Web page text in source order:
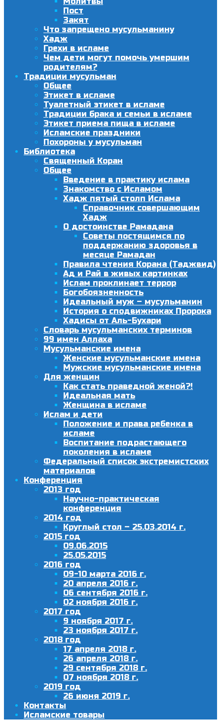
Пост
Закят
Что запрещено мусульманину
Хадж
Грехи в исламе
Чем дети могут помочь умершим
родителям?
Традиции мусульман
Общее
Этикет в исламе
Туалетный этикет в исламе
Традиции брака и семьи в исламе
Этикет приема пища в исламе
Исламские праздники
Похороны у мусульман
Библиотека
Священный Коран
Общее
Введение в практику ислама
Знакомство с Исламом
Хадж пятый столп Ислама
Справочник совершающим
Хадж
О достоинстве Рамадана
Советы постящимся по
поддержанию здоровья в
месяце Рамадан
Правила чтения Корана (Таджвид)
Ад и Рай в живых картинках
Ислам проклинает террор
Богобоязненность
Идеальный муж – мусульманин
История о сподвижниках Пророка
Хадисы от Аль-Бухари
Словарь мусульманских терминов
99 имен Аллаха
Мусульманские имена
Женские мусульманские имена
Мужские мусульманские имена
Для женщин
Как стать праведной женой?!
Идеальная мать
Женщина в исламе
Ислам и дети
Положение и права ребенка в
исламе
Воспитание подрастающего
поколения в исламе
Федеральный список экстремистских
материалов
Конференция
2013 год
Научно-практическая
конференция
2014 год
Круглый стол – 25.03.2014 г.
2015 год
09.06.2015
25.05.2015
2016 год
09-10 марта 2016 г.
20 апреля 2016 г.
06 сентября 2016 г.
02 ноября 2016 г.
2017 год
9 ноября 2017 г.
23 ноября 2017 г.
2018 год
17 апреля 2018 г.
26 апреля 2018 г.
29 сентября 2018 г.
07 ноября 2018 г.
2019 год
26 июня 2019 г.
Контакты
Исламские товары